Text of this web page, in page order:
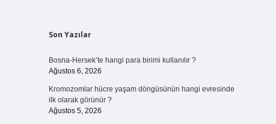
Sidebar
Son Yazılar
Bosna-Hersek’te hangi para birimi kullanılır ?
Ağustos 6, 2026
Kromozomlar hücre yaşam döngüsünün hangi evresinde
ilk olarak görünür ?
Ağustos 5, 2026
ilbet girişhttps://betexpergiris.casino/